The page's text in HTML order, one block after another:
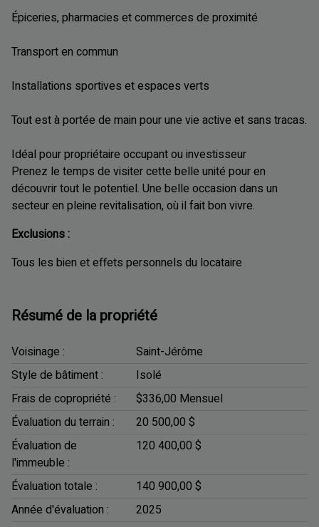
Épiceries, pharmacies et commerces de proximité
Transport en commun
Installations sportives et espaces verts
Tout est à portée de main pour une vie active et sans tracas.
Idéal pour propriétaire occupant ou investisseur
Prenez le temps de visiter cette belle unité pour en
découvrir tout le potentiel. Une belle occasion dans un
secteur en pleine revitalisation, où il fait bon vivre.
Exclusions :
Tous les bien et effets personnels du locataire
Résumé de la propriété
Voisinage :
Saint-Jérôme
Style de bâtiment :
Isolé
Frais de copropriété :
$336,00 Mensuel
Évaluation du terrain :
20 500,00 $
Évaluation de
l'immeuble :
120 400,00 $
Évaluation totale :
140 900,00 $
Année d'évaluation :
2025